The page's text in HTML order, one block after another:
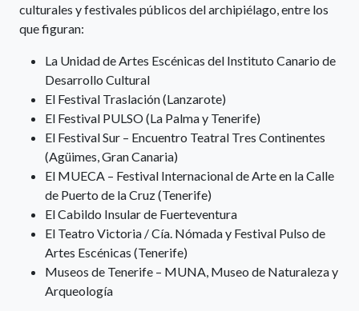
culturales y festivales públicos del archipiélago, entre los
que figuran:
La Unidad de Artes Escénicas del Instituto Canario de
Desarrollo Cultural
El Festival Traslación (Lanzarote)
El Festival PULSO (La Palma y Tenerife)
El Festival Sur – Encuentro Teatral Tres Continentes
(Agüimes, Gran Canaria)
El MUECA – Festival Internacional de Arte en la Calle
de Puerto de la Cruz (Tenerife)
El Cabildo Insular de Fuerteventura
El Teatro Victoria / Cía. Nómada y Festival Pulso de
Artes Escénicas (Tenerife)
Museos de Tenerife – MUNA, Museo de Naturaleza y
Arqueología